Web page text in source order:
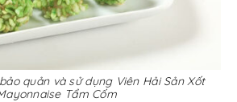
quản và sử dụng Viên Hải Sản Xốt
Tẩm Cốm